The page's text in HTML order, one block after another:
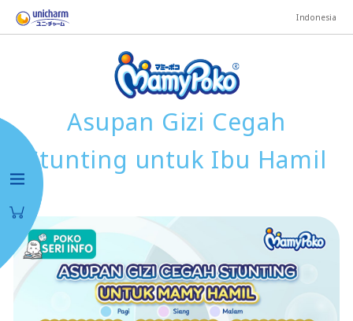
Indonesia
Asupan Gizi Cegah
Stunting untuk Ibu Hamil